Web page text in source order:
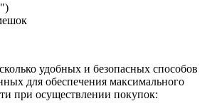
удобных и безопасных способов
для обеспечения максимального
при осуществлении покупок: